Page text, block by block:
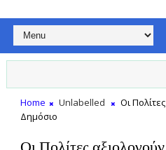
Home Unlabelled
Οι
Δημόσιο